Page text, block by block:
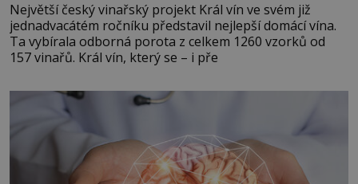
Největší český vinařský projekt Král vín ve svém již
jednadvacátém ročníku představil nejlepší domácí vína.
Ta vybírala odborná porota z celkem 1260 vzorků od
157 vinařů. Král vín, který se – i pře